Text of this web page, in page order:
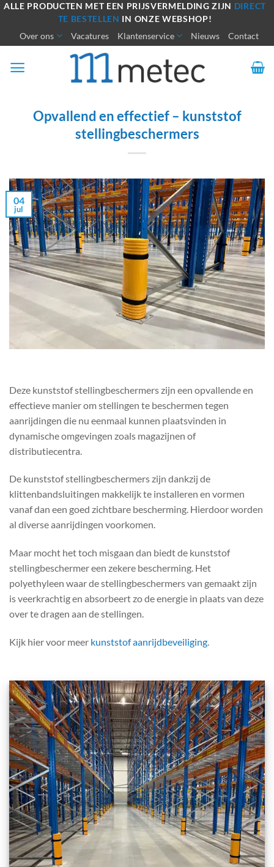
Ga
inhoud
ALLE PRODUCTEN MET EEN PRIJSVERMELDING ZIJN DIRECT
TE BESTELLEN IN ONZE WEBSHOP!
Over ons Vacatures Klantenservice Nieuws Contact
Opvallend en effectief – kunststof
stellingbeschermers
04
jul
Deze kunststof stellingbeschermers zijn een opvallende en
effectieve manier om stellingen te beschermen tegen
aanrijdingen die nu eenmaal kunnen plaatsvinden in
dynamische omgevingen zoals magazijnen of
distributiecentra.
De kunststof stellingbeschermers zijn dankzij de
klittenbandsluitingen makkelijk te installeren en vormen
vanaf dan een goed zichtbare bescherming. Hierdoor worden
al diverse aanrijdingen voorkomen.
Maar mocht het toch misgaan dan biedt de kunststof
stellingbeschermer een zekere bescherming. Het
polyethyleen waar de stellingbeschermers van gemaakt zijn
is veerkrachtig en absorbeert zo de energie in plaats van deze
over te dragen aan de stellingen.
Kijk hier voor meer kunststof aanrijdbeveiliging.